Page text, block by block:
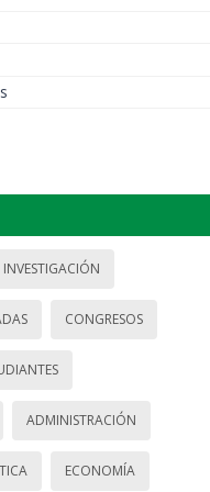
INVESTIGACIÓN
CONGRESOS
ADMINISTRACIÓN
ECONOMÍA